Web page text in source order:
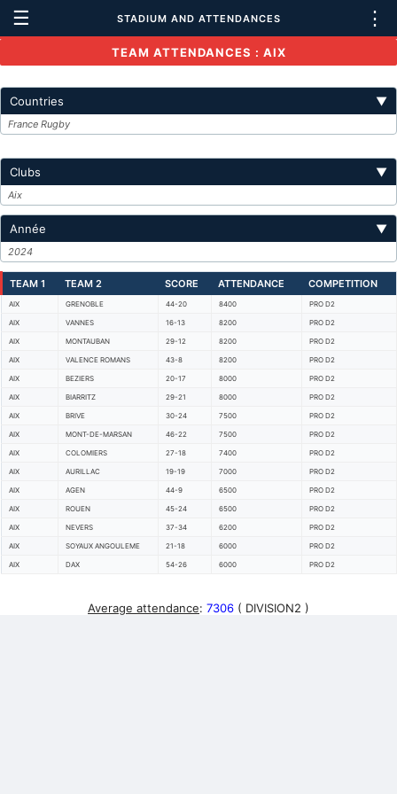
☰ STADIUM AND ATTENDANCES ⋮
TEAM ATTENDANCES : AIX
Countries ▼
France Rugby
Clubs ▼
Aix
Année ▼
2024
TEAM 1 TEAM 2 SCORE ATTENDANCE COMPETITION
AIX GRENOBLE 44-20 8400 PRO D2
AIX VANNES 16-13 8200 PRO D2
AIX MONTAUBAN 29-12 8200 PRO D2
AIX VALENCE ROMANS 43-8 8200 PRO D2
AIX BEZIERS 20-17 8000 PRO D2
AIX BIARRITZ 29-21 8000 PRO D2
AIX BRIVE 30-24 7500 PRO D2
AIX MONT-DE-MARSAN 46-22 7500 PRO D2
AIX COLOMIERS 27-18 7400 PRO D2
AIX AURILLAC 19-19 7000 PRO D2
AIX AGEN 44-9 6500 PRO D2
AIX ROUEN 45-24 6500 PRO D2
AIX NEVERS 37-34 6200 PRO D2
AIX SOYAUX ANGOULEME 21-18 6000 PRO D2
AIX DAX 54-26 6000 PRO D2
Average attendance: 7306 ( DIVISION2 )